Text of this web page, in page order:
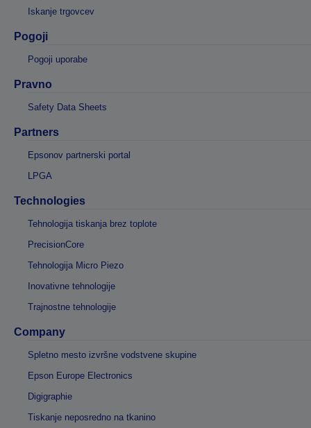
Iskanje trgovcev
Pogoji
Pogoji uporabe
Pravno
Safety Data Sheets
Partners
Epsonov partnerski portal
LPGA
Technologies
Tehnologija tiskanja brez toplote
PrecisionCore
Tehnologija Micro Piezo
Inovativne tehnologije
Trajnostne tehnologije
Company
Spletno mesto izvršne vodstvene skupine
Epson Europe Electronics
Digigraphie
Tiskanje neposredno na tkanino